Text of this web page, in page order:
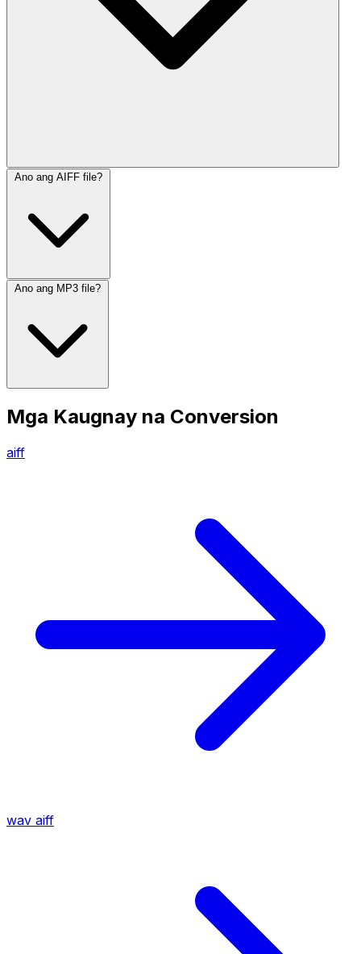
Ano ang AIFF file?
Ano ang MP3 file?
Mga Kaugnay na Conversion
aiff
wav aiff